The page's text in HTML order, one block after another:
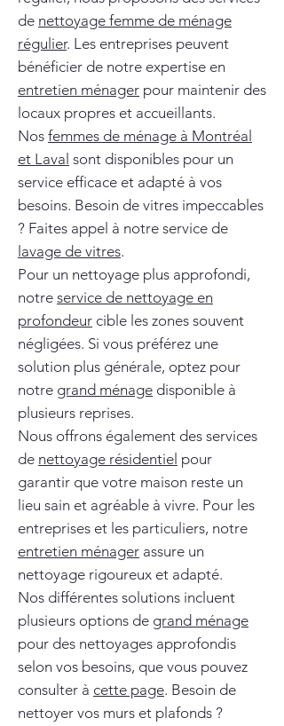
de nettoyage femme de ménage
régulier. Les entreprises peuvent
bénéficier de notre expertise en
entretien ménager pour maintenir des
locaux propres et accueillants.
Nos femmes de ménage à Montréal
et Laval sont disponibles pour un
service efficace et adapté à vos
besoins. Besoin de vitres impeccables
? Faites appel à notre service de
lavage de vitres.
Pour un nettoyage plus approfondi,
notre service de nettoyage en
profondeur cible les zones souvent
négligées. Si vous préférez une
solution plus générale, optez pour
notre grand ménage disponible à
plusieurs reprises.
Nous offrons également des services
de nettoyage résidentiel pour
garantir que votre maison reste un
lieu sain et agréable à vivre. Pour les
entreprises et les particuliers, notre
entretien ménager assure un
nettoyage rigoureux et adapté.
Nos différentes solutions incluent
plusieurs options de grand ménage
pour des nettoyages approfondis
selon vos besoins, que vous pouvez
consulter à cette page. Besoin de
nettoyer vos murs et plafonds ?